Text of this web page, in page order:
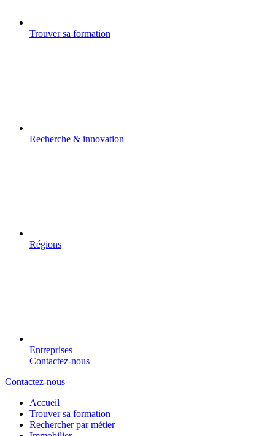
Trouver sa formation
Recherche & innovation
Régions
Entreprises
Contactez-nous
Contactez-nous
Accueil
Trouver sa formation
Rechercher par métier